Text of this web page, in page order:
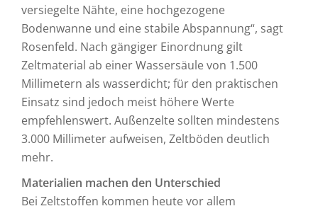
versiegelte Nähte, eine hochgezogene
Bodenwanne und eine stabile Abspannung“, sagt
Rosenfeld. Nach gängiger Einordnung gilt
Zeltmaterial ab einer Wassersäule von 1.500
Millimetern als wasserdicht; für den praktischen
Einsatz sind jedoch meist höhere Werte
empfehlenswert. Außenzelte sollten mindestens
3.000 Millimeter aufweisen, Zeltböden deutlich
mehr.
Materialien machen den Unterschied
Bei Zeltstoffen kommen heute vor allem